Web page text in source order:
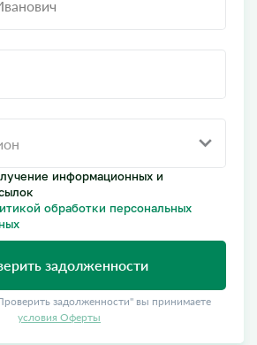
информационных и
обработки персональных
задолженности
задолженности" вы принимаете
условия Оферты